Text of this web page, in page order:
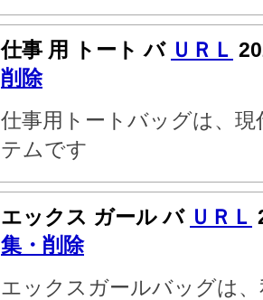
仕事 用 トート バ ＵＲＬ
削除
仕事用トートバッグは、
テムです
エックス ガール バ ＵＲＬ
集・削除
エックスガールバッグは